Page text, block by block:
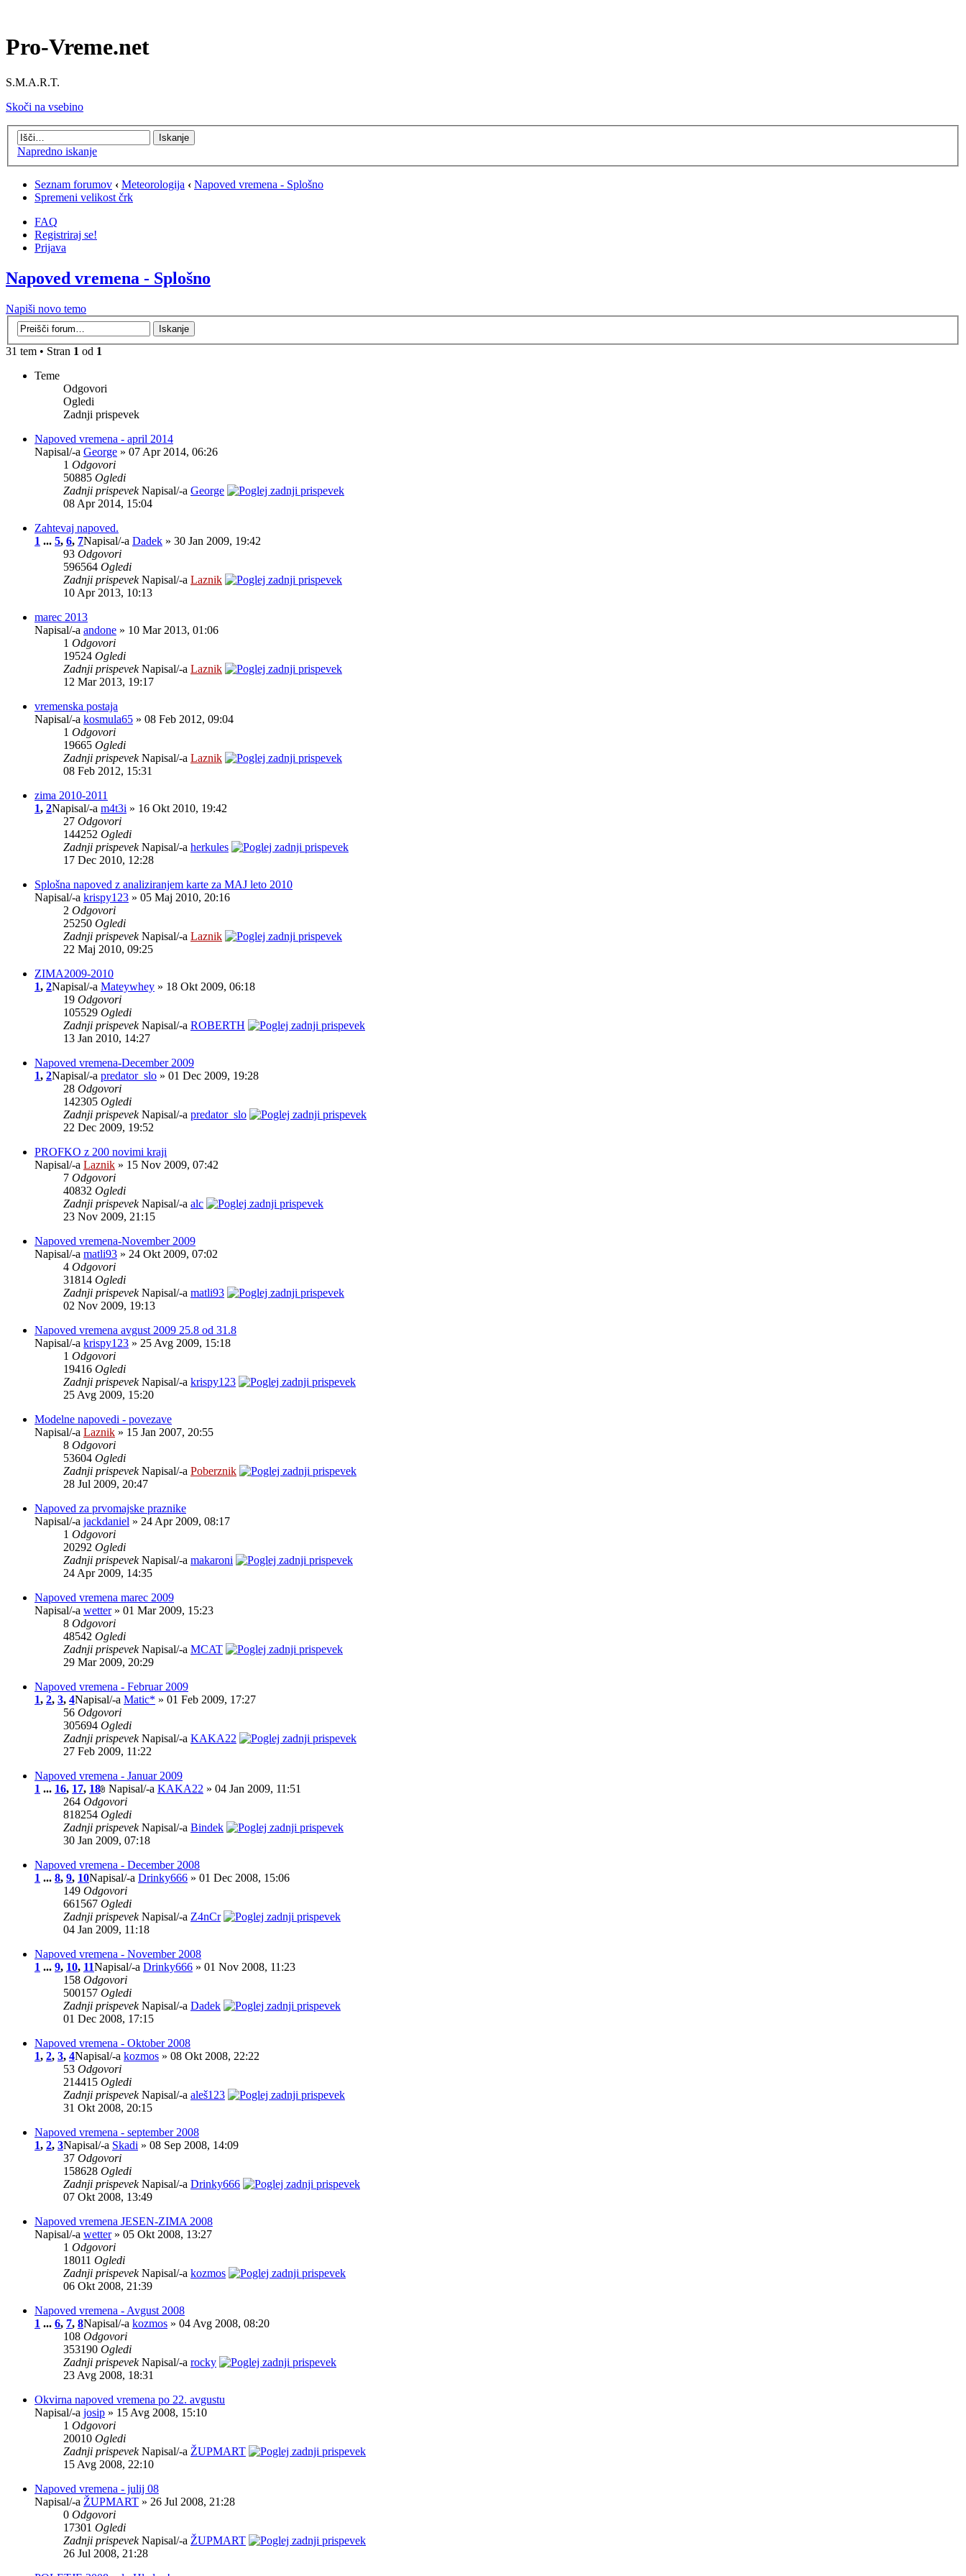
Pro-Vreme.net
S.M.A.R.T.
Skoči na vsebino
Napredno iskanje
Seznam forumov ‹ Meteorologija ‹ Napoved vremena - Splošno
Spremeni velikost črk
FAQ
Registriraj se!
Prijava
Napoved vremena - Splošno
Napiši novo temo
31 tem • Stran 1 od 1
Teme
Odgovori
Ogledi
Zadnji prispevek
Napoved vremena - april 2014
Napisal/-a George » 07 Apr 2014, 06:26
1 Odgovori
50885 Ogledi
Zadnji prispevekNapisal/-a George
08 Apr 2014, 15:04
Zahtevaj napoved.
1 ... 5, 6, 7Napisal/-a Dadek » 30 Jan 2009, 19:42
93 Odgovori
596564 Ogledi
Zadnji prispevekNapisal/-a Laznik
10 Apr 2013, 10:13
marec 2013
Napisal/-a andone » 10 Mar 2013, 01:06
1 Odgovori
19524 Ogledi
Zadnji prispevekNapisal/-a Laznik
12 Mar 2013, 19:17
vremenska postaja
Napisal/-a kosmula65 » 08 Feb 2012, 09:04
1 Odgovori
19665 Ogledi
Zadnji prispevekNapisal/-a Laznik
08 Feb 2012, 15:31
zima 2010-2011
1, 2Napisal/-a m4t3i » 16 Okt 2010, 19:42
27 Odgovori
144252 Ogledi
Zadnji prispevekNapisal/-a herkules
17 Dec 2010, 12:28
Splošna napoved z analiziranjem karte za MAJ leto 2010
Napisal/-a krispy123 » 05 Maj 2010, 20:16
2 Odgovori
25250 Ogledi
Zadnji prispevekNapisal/-a Laznik
22 Maj 2010, 09:25
ZIMA2009-2010
1, 2Napisal/-a Mateywhey » 18 Okt 2009, 06:18
19 Odgovori
105529 Ogledi
Zadnji prispevekNapisal/-a ROBERTH
13 Jan 2010, 14:27
Napoved vremena-December 2009
1, 2Napisal/-a predator_slo » 01 Dec 2009, 19:28
28 Odgovori
142305 Ogledi
Zadnji prispevekNapisal/-a predator_slo
22 Dec 2009, 19:52
PROFKO z 200 novimi kraji
Napisal/-a Laznik » 15 Nov 2009, 07:42
7 Odgovori
40832 Ogledi
Zadnji prispevekNapisal/-a alc
23 Nov 2009, 21:15
Napoved vremena-November 2009
Napisal/-a matli93 » 24 Okt 2009, 07:02
4 Odgovori
31814 Ogledi
Zadnji prispevekNapisal/-a matli93
02 Nov 2009, 19:13
Napoved vremena avgust 2009 25.8 od 31.8
Napisal/-a krispy123 » 25 Avg 2009, 15:18
1 Odgovori
19416 Ogledi
Zadnji prispevekNapisal/-a krispy123
25 Avg 2009, 15:20
Modelne napovedi - povezave
Napisal/-a Laznik » 15 Jan 2007, 20:55
8 Odgovori
53604 Ogledi
Zadnji prispevekNapisal/-a Poberznik
28 Jul 2009, 20:47
Napoved za prvomajske praznike
Napisal/-a jackdaniel » 24 Apr 2009, 08:17
1 Odgovori
20292 Ogledi
Zadnji prispevekNapisal/-a makaroni
24 Apr 2009, 14:35
Napoved vremena marec 2009
Napisal/-a wetter» 01 Mar 2009, 15:23
8 Odgovori
48542 Ogledi
Zadnji prispevekNapisal/-a MCAT
29 Mar 2009, 20:29
Napoved vremena - Februar 2009
1, 2, 3, 4Napisal/-a Matic* » 01 Feb 2009, 17:27
56 Odgovori
305694 Ogledi
Zadnji prispevekNapisal/-a KAKA22
27 Feb 2009, 11:22
Napoved vremena - Januar 2009
1 ... 16, 17, 18 Napisal/-a KAKA22 » 04 Jan 2009, 11:51
264 Odgovori
818254 Ogledi
Zadnji prispevekNapisal/-a Bindek
30 Jan 2009, 07:18
Napoved vremena - December 2008
1 ... 8, 9, 10Napisal/-a Drinky666 » 01 Dec 2008, 15:06
149 Odgovori
661567 Ogledi
Zadnji prispevekNapisal/-a Z4nCr
04 Jan 2009, 11:18
Napoved vremena - November 2008
1 ... 9, 10, 11Napisal/-a Drinky666 » 01 Nov 2008, 11:23
158 Odgovori
500157 Ogledi
Zadnji prispevekNapisal/-a Dadek
01 Dec 2008, 17:15
Napoved vremena - Oktober 2008
1, 2, 3, 4Napisal/-a kozmos » 08 Okt 2008, 22:22
53 Odgovori
214415 Ogledi
Zadnji prispevekNapisal/-a aleš123
31 Okt 2008, 20:15
Napoved vremena - september 2008
1, 2, 3Napisal/-a Skadi » 08 Sep 2008, 14:09
37 Odgovori
158628 Ogledi
Zadnji prispevekNapisal/-a Drinky666
07 Okt 2008, 13:49
Napoved vremena JESEN-ZIMA 2008
Napisal/-a wetter» 05 Okt 2008, 13:27
1 Odgovori
18011 Ogledi
Zadnji prispevekNapisal/-a kozmos
06 Okt 2008, 21:39
Napoved vremena - Avgust 2008
1 ... 6, 7, 8Napisal/-a kozmos » 04 Avg 2008, 08:20
108 Odgovori
353190 Ogledi
Zadnji prispevekNapisal/-a rocky
23 Avg 2008, 18:31
Okvirna napoved vremena po 22. avgustu
Napisal/-a josip » 15 Avg 2008, 15:10
1 Odgovori
20010 Ogledi
Zadnji prispevekNapisal/-a ŽUPMART
15 Avg 2008, 22:10
Napoved vremena - julij 08
Napisal/-a ŽUPMART » 26 Jul 2008, 21:28
0 Odgovori
17301 Ogledi
Zadnji prispevekNapisal/-a ŽUPMART
26 Jul 2008, 21:28